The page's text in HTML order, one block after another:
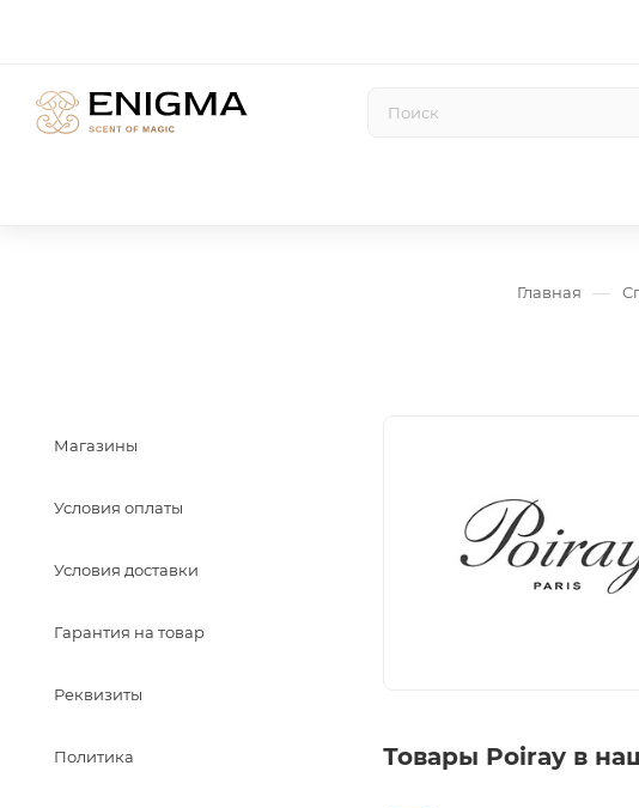
Главная —
Товары Poiray в
Магазины
Условия оплаты
Условия доставки
Гарантия на товар
Реквизиты
Политика